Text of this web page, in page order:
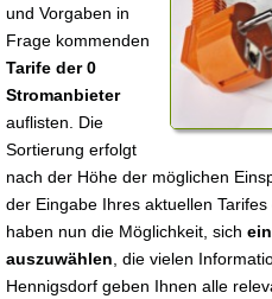
und Vorgaben in
Frage kommenden
Tarife der 0
Stromanbieter
auflisten. Die
Sortierung erfolgt
nach der Höhe der möglichen
der Eingabe Ihres aktuellen
haben nun die Möglichkeit, sich
auszuwählen , die vielen
Hennigsdorf geben Ihnen alle